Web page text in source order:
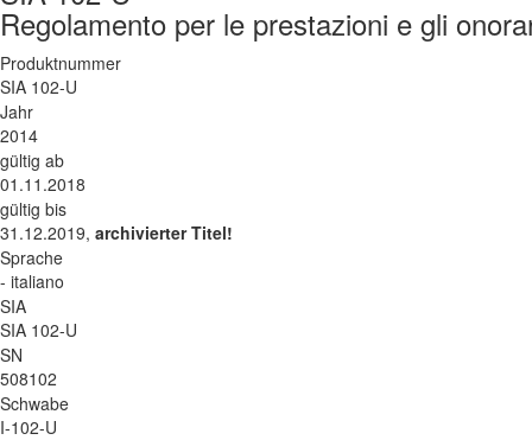
Regolamento per le prestazioni e gli
Produktnummer
SIA 102-U
Jahr
2014
gültig ab
01.11.2018
gültig bis
31.12.2019, archivierter Titel!
Sprache
- italiano
SIA
SIA 102-U
SN
508102
Schwabe
I-102-U